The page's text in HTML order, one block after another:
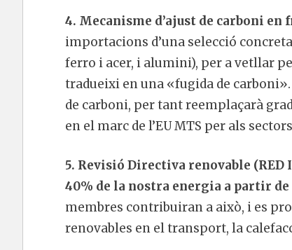
4. Mecanisme d’ajust de carboni en
importacions d’una selecció
ferro i acer, i alumini), per a vetllar
tradueixi en una «fugida de carboni».
de carboni, per tant reemplaçarà
en el marc de l’EU MTS per als
5. Revisió Directiva renovable (RED
40% de la nostra energia a partir de
membres contribuiran a això, i es
renovables en el transport, la